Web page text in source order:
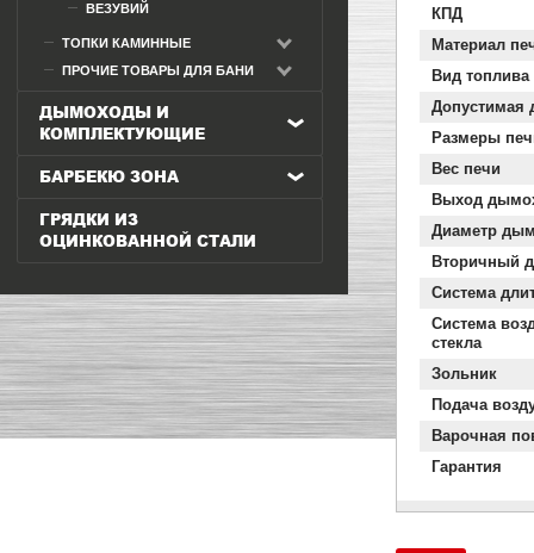
КПД
Материал
Вид топлива
Допустимая
Размеры
Вес печи
Выход
Диаметр
Вторичный
Система
Система
стекла
Зольник
Подача
Варочная
Гарантия
ВЕЗУВИЙ
ТОПКИ КАМИННЫЕ
ПРОЧИЕ ТОВАРЫ ДЛЯ БАНИ
ДЫМОХОДЫ И
КОМПЛЕКТУЮЩИЕ
БАРБЕКЮ ЗОНА
ГРЯДКИ ИЗ
ОЦИНКОВАННОЙ СТАЛИ